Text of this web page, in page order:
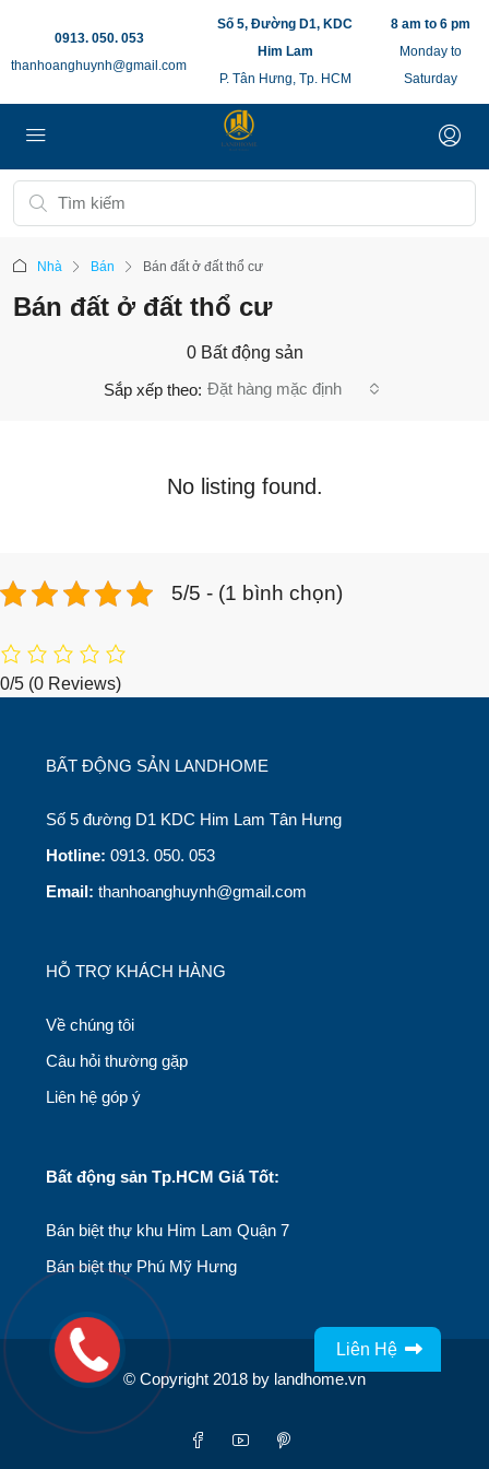
0913. 050. 053
thanhoanghuynh@gmail.com
Số 5, Đường D1, KDC
Him Lam
P. Tân Hưng, Tp. HCM
8 am to 6 pm
Monday to
Saturday
Nhà Bán Bán đất ở đất thổ cư
Bán đất ở đất thổ cư
0 Bất động sản
Sắp xếp theo: Đặt hàng mặc định
No listing found.
5/5 - (1 bình chọn)
0/5 (0 Reviews)
BẤT ĐỘNG SẢN LANDHOME
Số 5 đường D1 KDC Him Lam Tân Hưng
Hotline: 0913. 050. 053
Email: thanhoanghuynh@gmail.com
HỖ TRỢ KHÁCH HÀNG
Về chúng tôi
Câu hỏi thường gặp
Liên hệ góp ý
Bất động sản Tp.HCM Giá Tốt:
Bán biệt thự khu Him Lam Quận 7
Bán biệt thự Phú Mỹ Hưng
© Copyright 2018 by landhome.vn
Liên Hệ